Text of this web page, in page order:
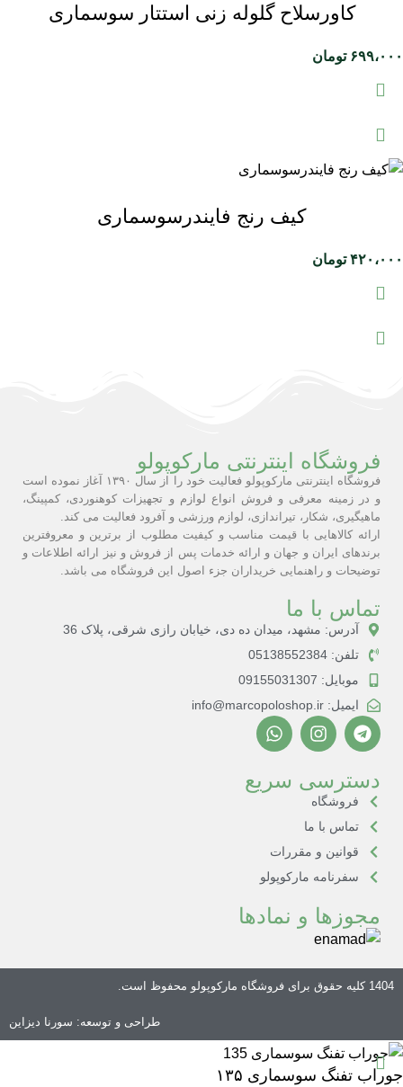
کاورسلاح گلوله زنی استتار سوسماری
۶۹۹،۰۰۰ تومان
کیف رنج فایندرسوسماری
۴۲۰،۰۰۰ تومان
فروشگاه اینترنتی مارکوپولو
فروشگاه اینترنتی مارکوپولو فعالیت خود را از سال ۱۳۹۰ آغاز نموده است
و در زمینه معرفی و فروش انواع لوازم و تجهیزات کوهنوردی، کمپینگ،
ماهیگیری، شکار، تیراندازی، لوازم ورزشی و آفرود فعالیت می کند.
ارائه کالاهایی با قیمت مناسب و کیفیت مطلوب از برترین و معروفترین
برندهای ایران و جهان و ارائه خدمات پس از فروش و نیز ارائه اطلاعات و
توضیحات و راهنمایی خریداران جزء اصول این فروشگاه می باشد.
تماس با ما
آدرس: مشهد، میدان ده دی، خیابان رازی شرقی، پلاک 36
تلفن: 05138552384
موبایل: 09155031307
ایمیل: info@marcopoloshop.ir
دسترسی سریع
فروشگاه
تماس با ما
قوانین و مقررات
سفرنامه مارکوپولو
مجوزها و نمادها
1404 کلیه حقوق برای فروشگاه مارکوپولو محفوظ است.
طراحی و توسعه: سورنا دیزاین
جوراب تفنگ سوسماری ۱۳۵